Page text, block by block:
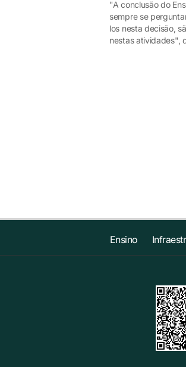
"A conclusão do
sempre se
los nesta decisão,
nestas atividades",
Ensino